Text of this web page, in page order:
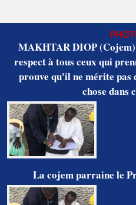
MAKHTAR DIOP (Cojem)
respect à tous ceux qui
prouve qu'il ne mérite pas
chose dans
La cojem parraine le